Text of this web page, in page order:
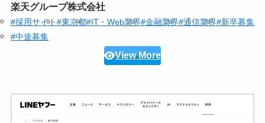
楽天グループ株式会社
#採用サイト#東京都#IT・Web業界#金融業界#通信業界#新卒募集
#中途募集
View More